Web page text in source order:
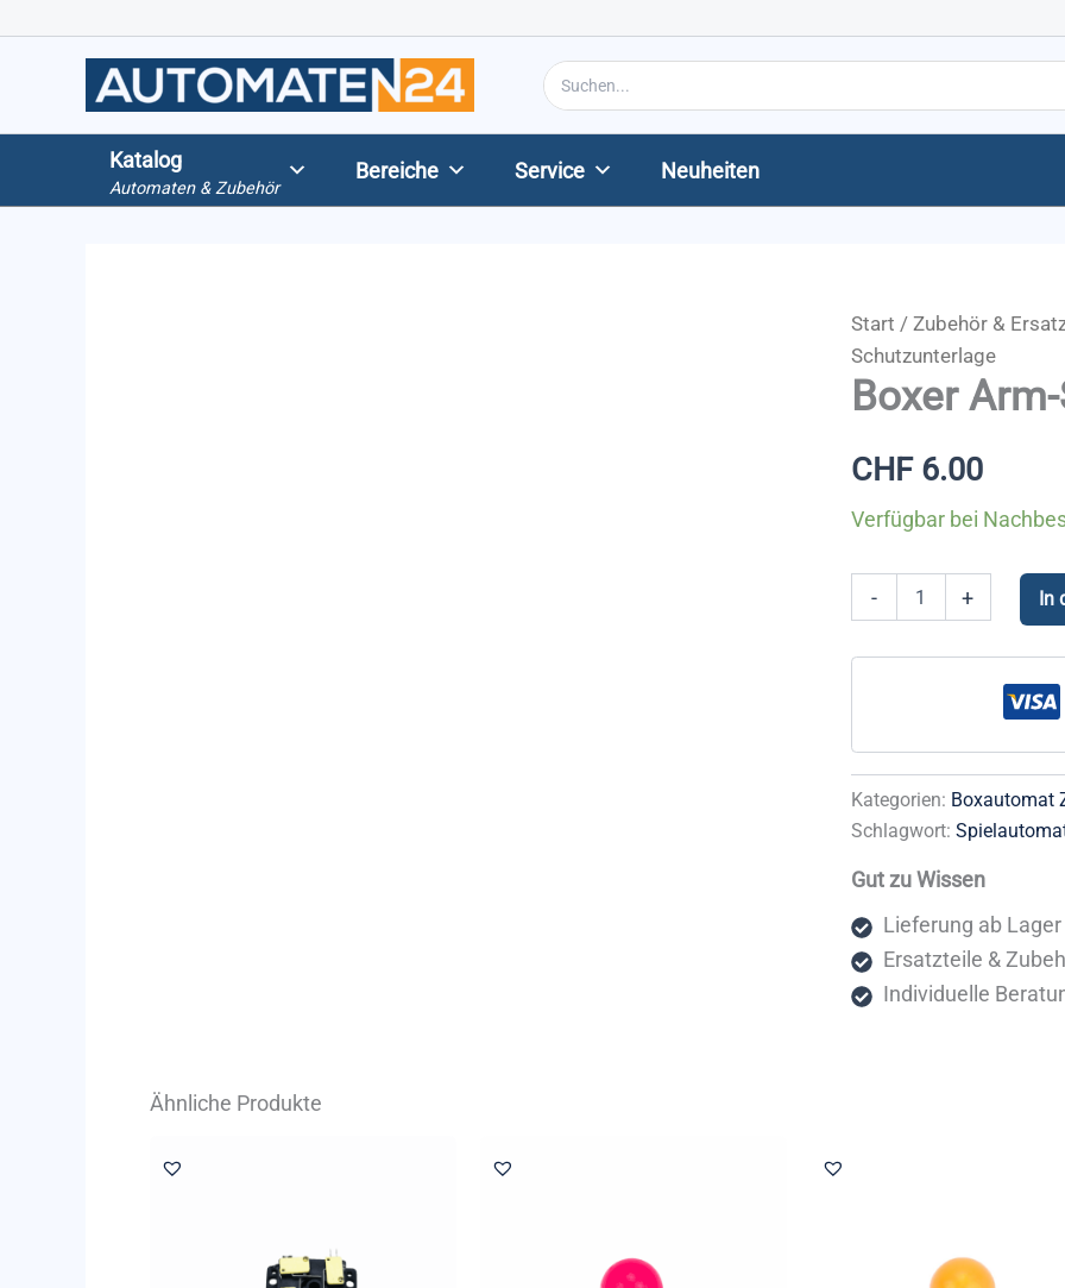
Search
for:
Katalog
Automaten & Zubehör
Bereiche Service Neuheiten
Start / Zubehör &
Schutzunterlage
Boxer
CHF6.00
Verfügbar bei
-
Menge
+ In
Kategorien: Boxautomat
Schlagwort:
Gut zu Wissen
Lieferung ab Lager
Ersatzteile &
Individuelle
Ähnliche Produkte